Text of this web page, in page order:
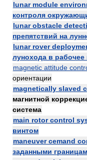
lunar module
контроля
lunar obstacle
препятствий на
lunar rover
лунохода в
magnetic attitude
ориентации
magnetically slaved
магнитной
система
main rotor control
винтом
maneuver cemand
заданными